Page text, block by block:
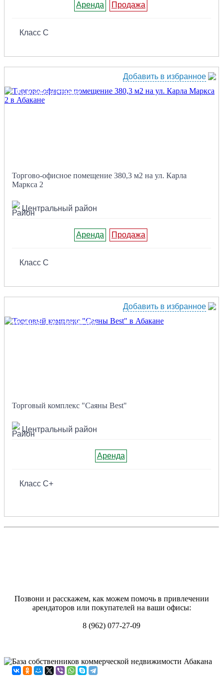
Аренда Продажа
Класс C
Добавить в избранное
Выгодная ставка
Торгово-офисное помещение 380,3 м2 на ул. Карла
Маркса 2
Центральный район
Аренда Продажа
Класс C
Добавить в избранное
Удобное расположение
Торговый комплекс "Саяны Best"
Центральный район
Аренда
Класс C+
Позвони и расскажем, как можем помочь в привлечении
арендаторов или покупателей на ваши офисы:
8 (962) 077-27-09
База собственников коммерческой недвижимости Абакана